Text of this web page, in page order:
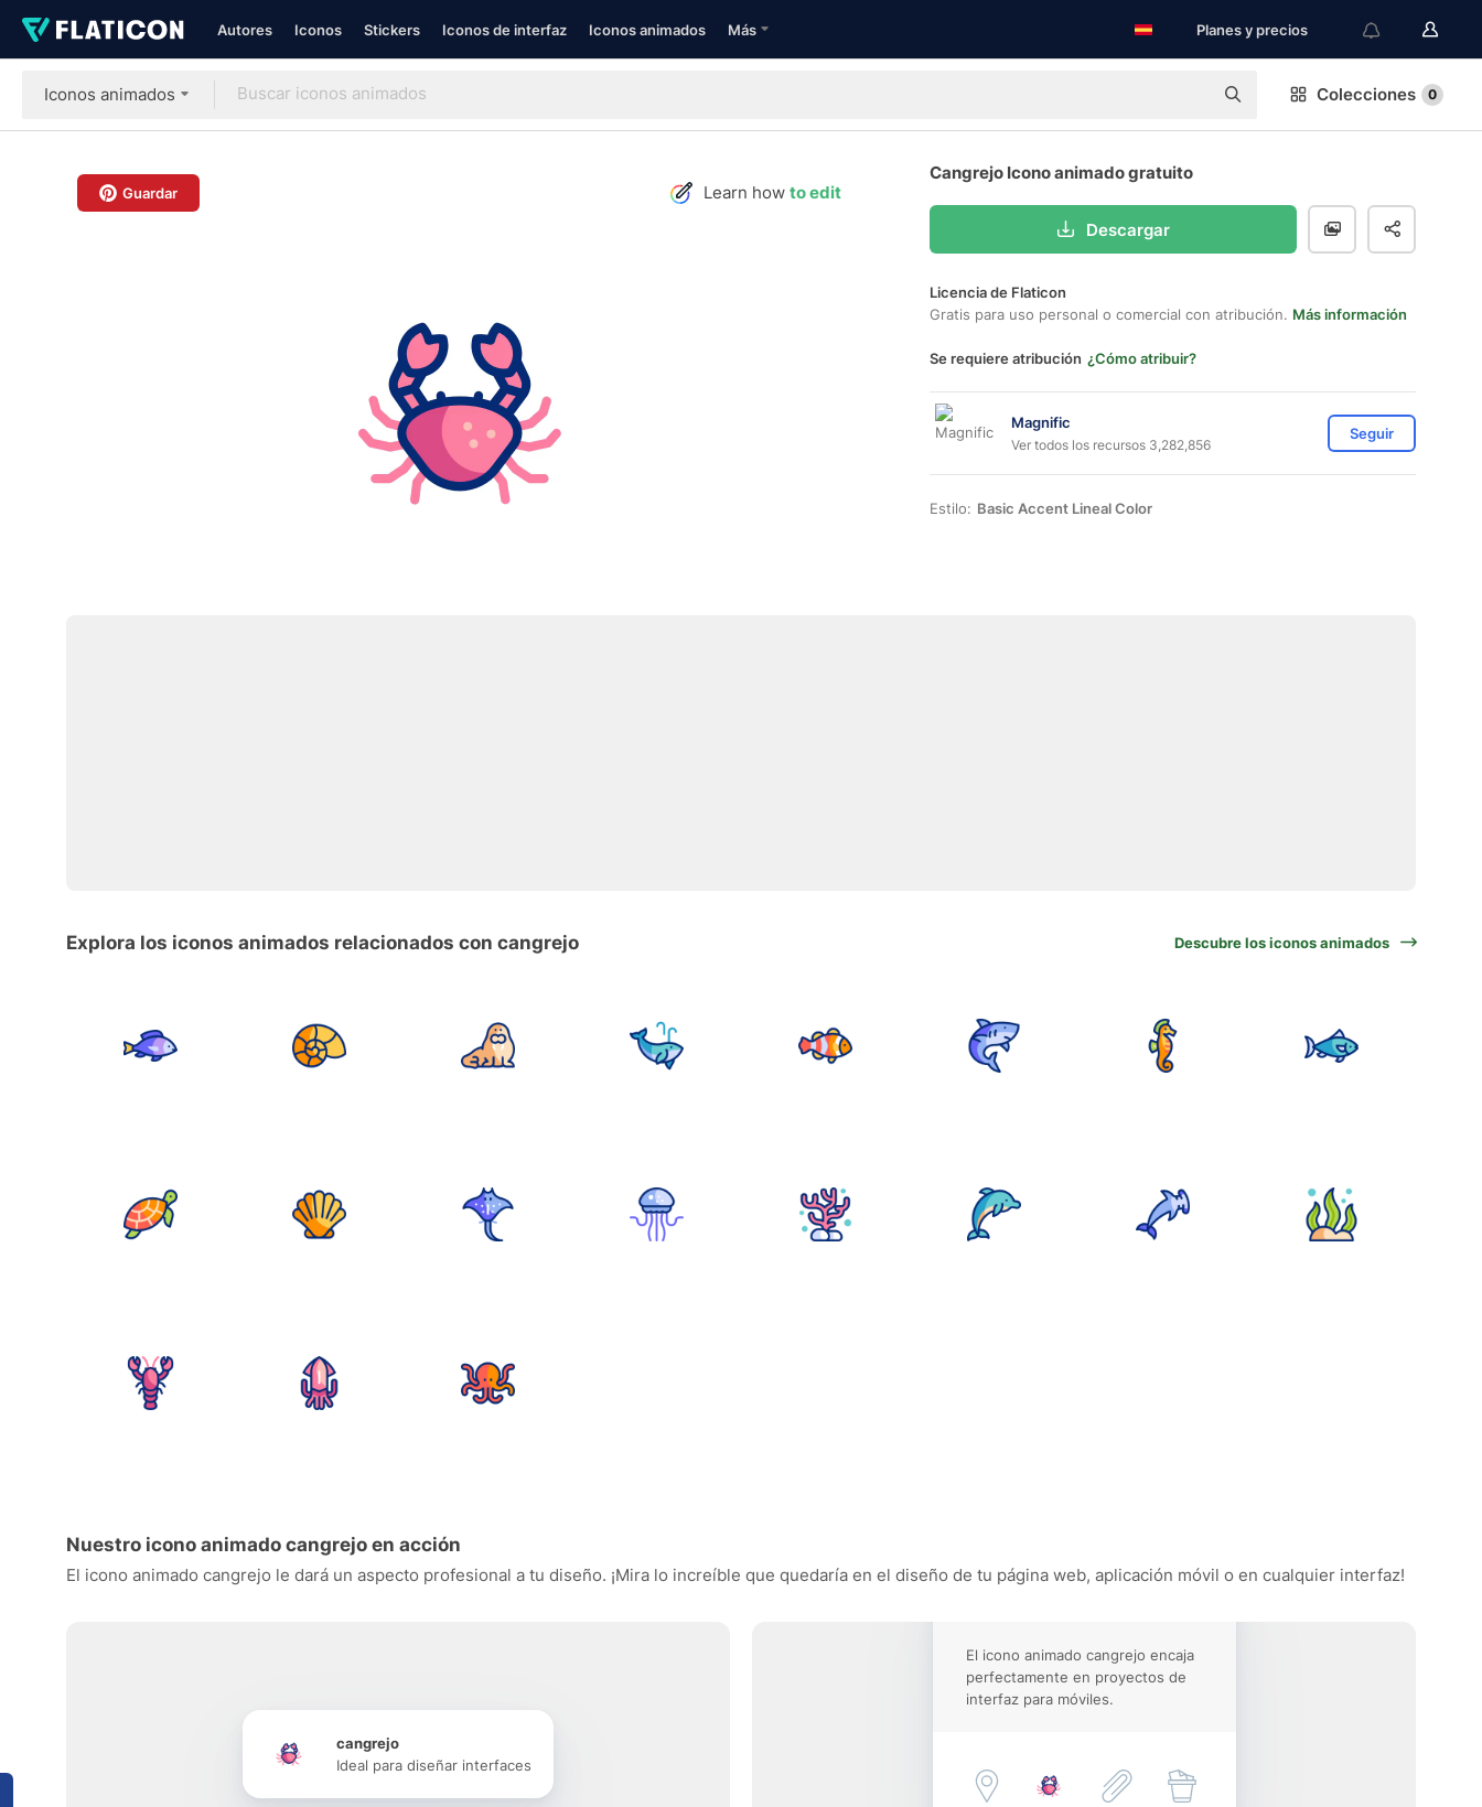
Autores Iconos Stickers Iconos de interfaz Iconos animados Más Planes y precios
Iconos animados Colecciones 0
Guardar Learn how to edit
Cangrejo Icono animado gratuito
Descargar
Licencia de Flaticon
Gratis para uso personal o comercial con atribución. Más información
Se requiere atribución ¿Cómo atribuir?
Magnific
Ver todos los recursos 3,282,856
Seguir
Estilo: Basic Accent Lineal Color
Explora los iconos animados relacionados con cangrejo Descubre los iconos animados
Nuestro icono animado cangrejo en acción
El icono animado cangrejo le dará un aspecto profesional a tu diseño. ¡Mira lo increíble que quedaría en el diseño de tu página web, aplicación móvil o en cualquier interfaz!
cangrejo
Ideal para diseñar interfaces
El icono animado cangrejo encaja
perfectamente en proyectos de
interfaz para móviles.